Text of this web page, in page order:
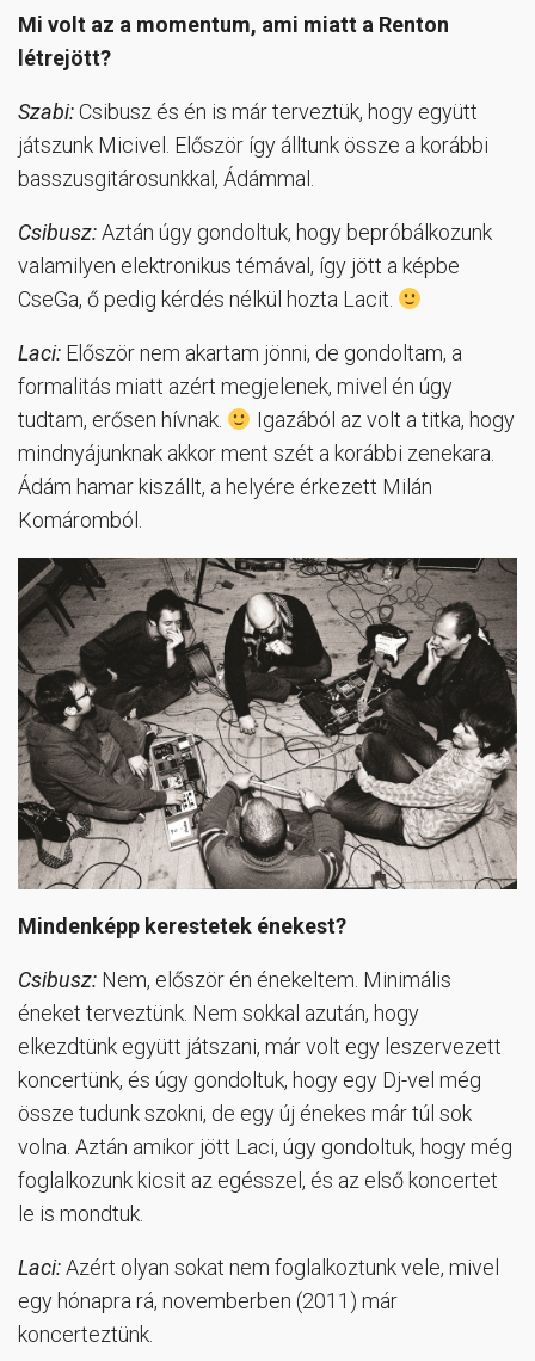
Mi volt az a momentum, ami miatt a Renton
létrejött?
Szabi:Csibusz és én is már terveztük, hogy együtt
játszunk Micivel. Először így álltunk össze a korábbi
basszusgitárosunkkal, Ádámmal.
Csibusz:Aztán úgy gondoltuk, hogy bepróbálkozunk
valamilyen elektronikus témával, így jött a képbe
CseGa, ő pedig kérdés nélkül hozta Lacit.
Laci: Először nem akartam jönni, de gondoltam, a
formalitás miatt azért megjelenek, mivel én úgy
tudtam, erősen hívnak.
Igazából az volt a titka, hogy
mindnyájunknak akkor ment szét a korábbi zenekara.
Ádám hamar kiszállt, a helyére érkezett Milán
Komáromból.
Mindenképp kerestetek énekest?
Csibusz: Nem, először én énekeltem. Minimális
éneket terveztünk. Nem sokkal azután, hogy
elkezdtünk együtt játszani, már volt egy leszervezett
koncertünk, és úgy gondoltuk, hogy egy Dj-vel még
össze tudunk szokni, de egy új énekes már túl sok
volna. Aztán amikor jött Laci, úgy gondoltuk, hogy még
foglalkozunk kicsit az egésszel, és az első koncertet
le is mondtuk.
Laci:Azért olyan sokat nem foglalkoztunk vele, mivel
egy hónapra rá, novemberben (2011) már
koncerteztünk.